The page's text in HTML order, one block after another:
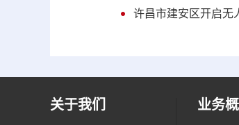
许昌市建安区开启无
关于我们 业务